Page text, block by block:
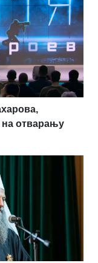
отварању